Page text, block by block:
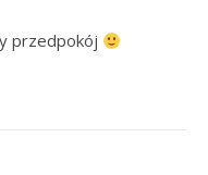
przedpokój